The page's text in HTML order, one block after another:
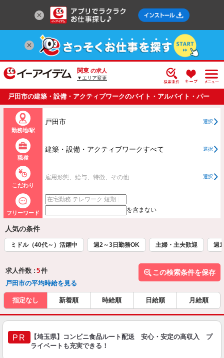
関東 の求人
▼エリア変更
戸田市の建築・設備・アクティブワークのバイト・アルバイト・パー
トの求人情報一覧
勤務地/駅
戸田市 選択
職種
建築・設備・アクティブワークすべて 選択
こだわり
雇用形態、給与、特徴、その他 選択
フリーワード を含まない
人気の条件
ミドル（40代～）活躍中 週2～3日勤務OK 主婦・主夫歓迎 週
求人件数 : 5件
戸田市の平均時給を見る
この検索条件を保存
指定なし 新着順 時給順 日給順 月給順
PR
【埼玉県】コンビニ食品ルート配送 安心・安定の高収入 プ
ライベートも充実できる！